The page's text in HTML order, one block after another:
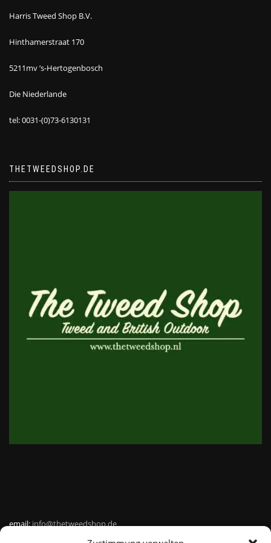
Harris Tweed Shop B.V.
Hinthamerstraat 170
5211mv ’s-Hertogenbosch
Die Niederlande
tel: 0031-(0)73-6130131
THETWEEDSHOP.DE
email:info@thetweedshop.de